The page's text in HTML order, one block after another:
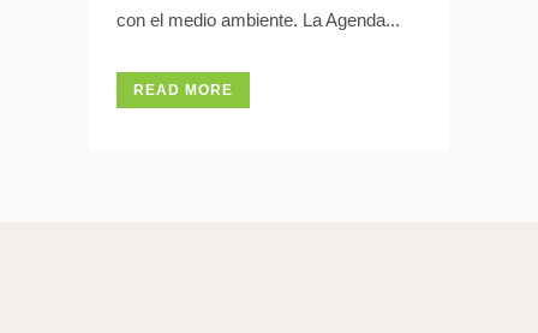
con el medio ambiente. La Agenda...
READ MORE